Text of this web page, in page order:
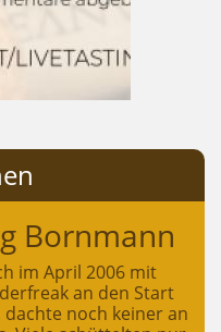
Bornmann
im April 2006 mit
an den Start
dachte noch keiner an